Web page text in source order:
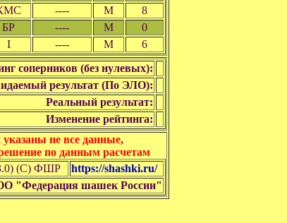
---- М
8
БР ---- М
0
I ---- М
6
соперников (без нулевых):
результат (По ЭЛО):
Реальный результат:
Изменение рейтинга:
не все данные,
по данным расчетам
(C) ФШР
https://shashki.ru/
"Федерация шашек России"